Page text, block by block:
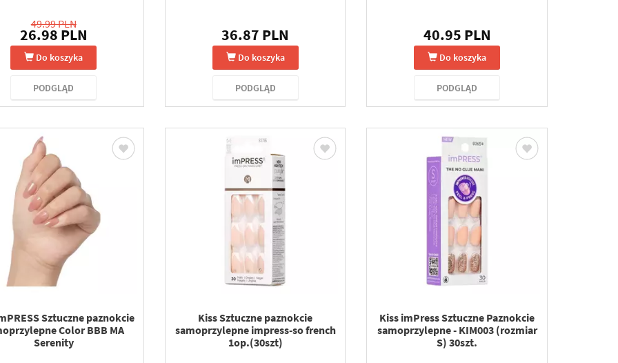
49.99 PLN
26.98 PLN
Do koszyka
PODGLĄD
36.87 PLN
Do koszyka
PODGLĄD
40.95 PLN
Do koszyka
PODGLĄD
Sztuczne paznokcie
Color BBB MA
Serenity
Kiss Sztuczne paznokcie
samoprzylepne impress-so french
1op.(30szt)
Kiss imPress Sztuczne Paznokcie
samoprzylepne - KIM003 (rozmiar
S) 30szt.